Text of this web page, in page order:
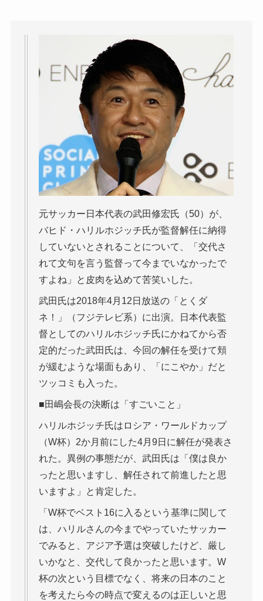
元サッカー日本代表の武田修宏氏（50）が、
バヒド・ハリルホジッチ氏が監督解任に納得
していないとされることについて、「交代さ
れて文句を言う監督って今までいなかったで
すよね」と皮肉を込めて苦笑いした。
武田氏は2018年4月12日放送の「とくダ
ネ！」（フジテレビ系）に出演。日本代表監
督としてのハリルホジッチ氏にかねてから否
定的だった武田氏は、今回の解任を受けて頬
が緩むような場面もあり、「にこやか」だと
ツッコミも入った。
■田嶋会長の決断は「すごいこと」
ハリルホジッチ氏はロシア・ワールドカップ
（W杯）2か月前にした4月9日に解任が発表さ
れた。異例の事態だが、武田氏は「僕は良か
ったと思いますし、解任されて前進したと思
いますよ」と肯定した。
「W杯でベスト16に入るという基準に関して
は、ハリルさんの今までやっていたサッカー
でみると、アジア予選は突破したけど、厳し
いかなと、交代して良かったと思います。W
杯の次という目標でなく、将来の日本のこと
を考えたら今の時点で変えるのは正しいと思